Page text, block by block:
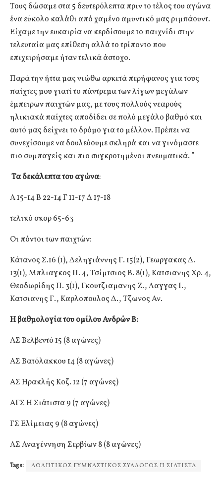
Τους δώσαμε στα 5 δευτερόλεπτα πριν το τέλος του αγώνα
ένα εύκολο καλάθι από χαμένο αμυντικό μας ριμπάουντ.
Είχαμε την ευκαιρία να κερδίσουμε το παιχνίδι στην
τελευταία μας επίθεση αλλά το τρίποντο που
επιχειρήσαμε ήταν τελικά άστοχο.
Παρά την ήττα μας νιώθω αρκετά περήφανος για τους
παίχτες μου γιατί το πάντρεμα των λίγων μεγάλων
έμπειρων παιχτών μας, με τους πολλούς νεαρούς
ηλικιακά παίχτες αποδίδει σε πολύ μεγάλο βαθμό και
αυτό μας δείχνει το δρόμο για το μέλλον. Πρέπει να
συνεχίσουμε να δουλεύουμε σκληρά και να γινόμαστε
πιο συμπαγείς και πιο συγκροτημένοι πνευματικά. ”
Τα δεκάλεπτα του αγώνα:
Α 15-14 Β 22-14 Γ 11-17 Δ 17-18
τελικό σκορ 65-63
Οι πόντοι των παιχτών:
Κάτανος Σ.16 (1), Δεληγιάννης Γ. 15(2), Γεωργακας Δ.
13(1), Μπλιαγκος Π. 4, Τσίμτσιος Β. 8(1), Κατσιανης Χρ. 4,
Θεοδωρίδης Π. 3(1), Γκουτζιαμανης Ζ., Λαγγας Ι.,
Κατσιανης Γ., Καρλοπουλος Δ., Τζωνος Αν.
Η βαθμολογία του ομίλου Ανδρών Β:
ΑΣ Βελβεντό 15 (8 αγώνες)
ΑΣ Βατόλακκου 14 (8 αγώνες)
ΑΣ Ηρακλής Κοζ. 12 (7 αγώνες)
ΑΓΣ Η Σιάτιστα 9 (7 αγώνες)
ΓΣ Ελίμειας 9 (8 αγώνες)
ΑΣ Αναγέννηση Σερβίων 8 (8 αγώνες)
Tags: ΑΘΛΗΤΙΚΟΣ ΓΥΜΝΑΣΤΙΚΟΣ ΣΥΛΛΟΓΟΣ Η ΣΙΑΤΙΣΤΑ